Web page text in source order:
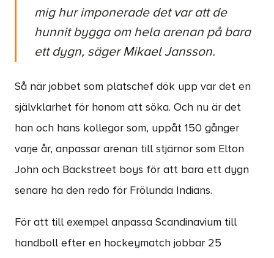
mig hur imponerade det var att de
hunnit bygga om hela arenan på bara
ett dygn, säger Mikael Jansson.
Så när jobbet som platschef dök upp var det en
självklarhet för honom att söka. Och nu är det
han och hans kollegor som, uppåt 150 gånger
varje år, anpassar arenan till stjärnor som Elton
John och Backstreet boys för att bara ett dygn
senare ha den redo för Frölunda Indians.
För att till exempel anpassa Scandinavium till
handboll efter en hockeymatch jobbar 25